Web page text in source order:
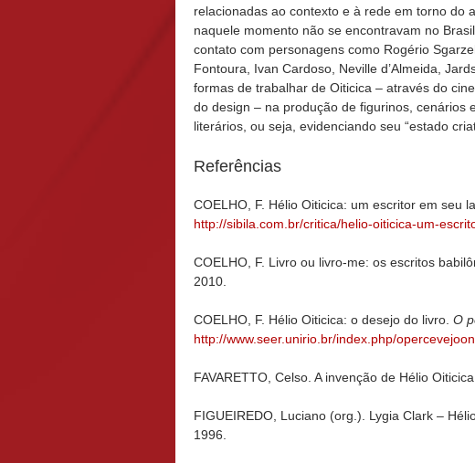
relacionadas ao contexto e à rede em torno do
naquele momento não se encontravam no
contato com personagens como Rogério
Fontoura, Ivan Cardoso, Neville d’Almeida,
formas de trabalhar de Oiticica – através do
do design – na produção de figurinos, cenários
literários, ou seja, evidenciando seu “estado
Referências
COELHO, F. Hélio Oiticica: um escritor em seu
http://sibila.com.br/critica/helio-oiticica-um-
COELHO, F. Livro ou livro-me: os escritos
2010.
COELHO, F. Hélio Oiticica: o desejo do livro. O
http://www.seer.unirio.br/index.php/
FAVARETTO, Celso. A invenção de Hélio
FIGUEIREDO, Luciano (org.). Lygia Clark –
1996.